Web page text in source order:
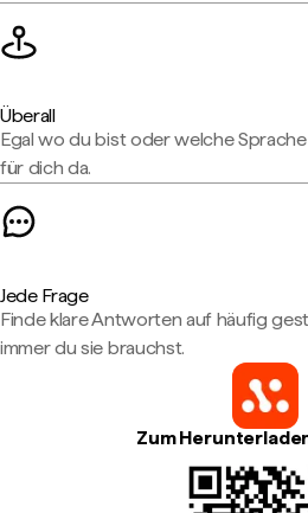
Überall
Egal wo du bist oder welche
für dich da.
Jede Frage
Finde klare Antworten auf häufig
immer du sie brauchst.
Zum